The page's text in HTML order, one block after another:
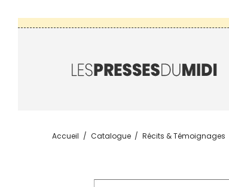
Accueil Catalogue Récits & Témoignages